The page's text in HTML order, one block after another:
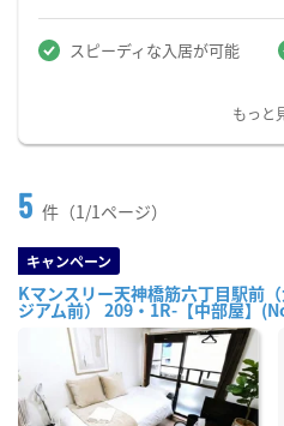
スピーディな入居が可能
もっと
5 件（1/1ページ）
キャンペーン
Kマンスリー天神橋筋六丁目駅前
ジアム前） 209・1R-【中部屋】